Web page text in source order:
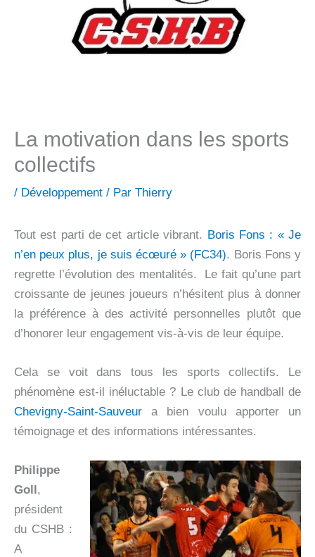
La motivation dans les sports
collectifs
/ Développement / Par Thierry
Tout est parti de cet article vibrant. Boris Fons : « Je
n’en peux plus, je suis écœuré » (FC34). Boris Fons y
regrette l’évolution des mentalités. Le fait qu’une part
croissante de jeunes joueurs n’hésitent plus à donner
la préférence à des activité personnelles plutôt que
d’honorer leur engagement vis-à-vis de leur équipe.
Cela se voit dans tous les sports collectifs. Le
phénomène est-il inéluctable ? Le club de handball de
Chevigny-Saint-Sauveur a bien voulu apporter un
témoignage et des informations intéressantes.
Philippe
Goll ,
président
du CSHB :
A